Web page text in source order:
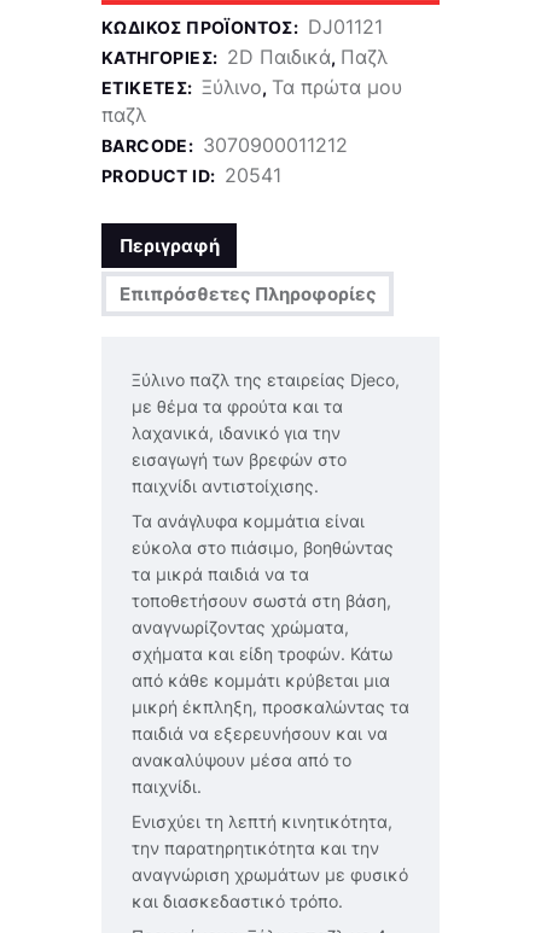
ΚΩΔΙΚΌΣ ΠΡΟΪΌΝΤΟΣ: DJ01121
ΚΑΤΗΓΟΡΊΕΣ: 2D Παιδικά, Παζλ
ΕΤΙΚΈΤΕΣ: Ξύλινο, Τα πρώτα μου
παζλ
BARCODE: 3070900011212
PRODUCT ID: 20541
Περιγραφή
Επιπρόσθετες Πληροφορίες
Ξύλινο παζλ της εταιρείας Djeco,
με θέμα τα φρούτα και τα
λαχανικά, ιδανικό για την
εισαγωγή των βρεφών στο
παιχνίδι αντιστοίχισης.
Τα ανάγλυφα κομμάτια είναι
εύκολα στο πιάσιμο, βοηθώντας
τα μικρά παιδιά να τα
τοποθετήσουν σωστά στη βάση,
αναγνωρίζοντας χρώματα,
σχήματα και είδη τροφών. Κάτω
από κάθε κομμάτι κρύβεται μια
μικρή έκπληξη, προσκαλώντας τα
παιδιά να εξερευνήσουν και να
ανακαλύψουν μέσα από το
παιχνίδι.
Ενισχύει τη λεπτή κινητικότητα,
την παρατηρητικότητα και την
αναγνώριση χρωμάτων με φυσικό
και διασκεδαστικό τρόπο.